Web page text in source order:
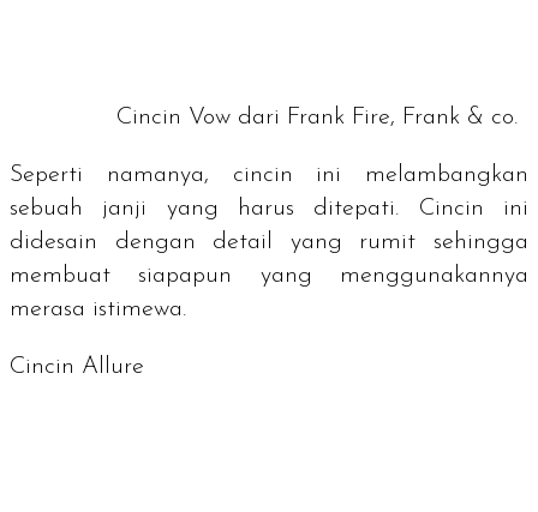
Cincin Vow dari Frank Fire, Frank & co.
Seperti namanya, cincin ini melambangkan
sebuah janji yang harus ditepati. Cincin ini
didesain dengan detail yang rumit sehingga
membuat siapapun yang menggunakannya
merasa istimewa.
Cincin Allure